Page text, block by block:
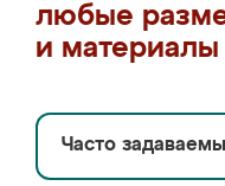
любые
и материалы
Часто